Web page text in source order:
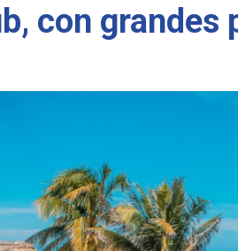
con grandes